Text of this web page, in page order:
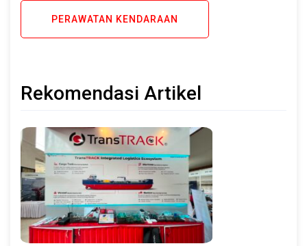
PERAWATAN KENDARAAN
Rekomendasi Artikel